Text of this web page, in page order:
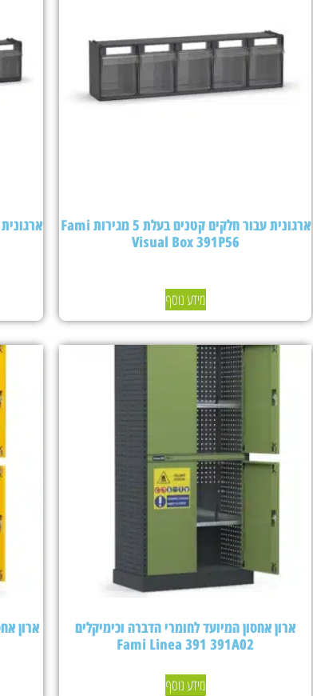
ארגונית עבור חלקים קטנים בעלת 5 מגירות Fami
Visual Box 391P56
מידע נוסף
ארון אחסון המיועד לחומרי הדברה וכימיקלים
Fami Linea 391 391A02
מידע נוסף